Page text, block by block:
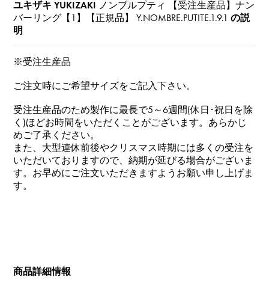
ユキザキ YUKIZAKI ノンブルプティ 【受注生産品】ナン
バーリング【1】【正規品】
Y.NOMBRE.PUTITE.1.9.1 の説
明
※受注生産品
ご注文時にご希望サイズをご記入下さい。
受注生産品のため製作に最長で5～6週間(休日･祝日を除
く)ほどお時間をいただくことがございます。あらかじ
めご了承ください。
また、大型連休前後やクリスマス時期には多くの受注を
いただいておりますので、納期が延びる場合がございま
す。お早めにご注文いただきますようお願い申し上げま
す。
商品詳細情報